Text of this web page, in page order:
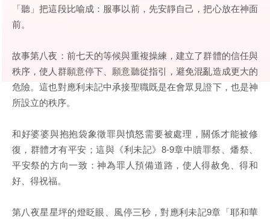
「聽」把這段比喻成：服事以前，先安靜自己，把心放在神面
前。
故事第八夜：前七天的等候與重複操練，建立了群體的信任與
秩序，使人群願意停下、願意聽從指引，避免混亂造成更大的
危險。這也對應利未記中承接聖職既是在會眾見證下，也是神
所設立的秩序。
和好婆婆與抱抱袋象徵罪與憤怒需要被處理，關係才能被修
復，群體才有平安；這與《利未記》8-9章中贖罪祭、燔祭、
平安祭的方向一致：神為罪人預備道路，使人得赦免、得和
好、得祝福。
第八夜星星坪的燈眨眼、風停三秒，對應利未記9章「耶和華